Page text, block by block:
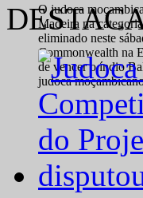
O judoca
Madeira na
eliminado neste
Commonwealth na
de vencer o índio
judoca